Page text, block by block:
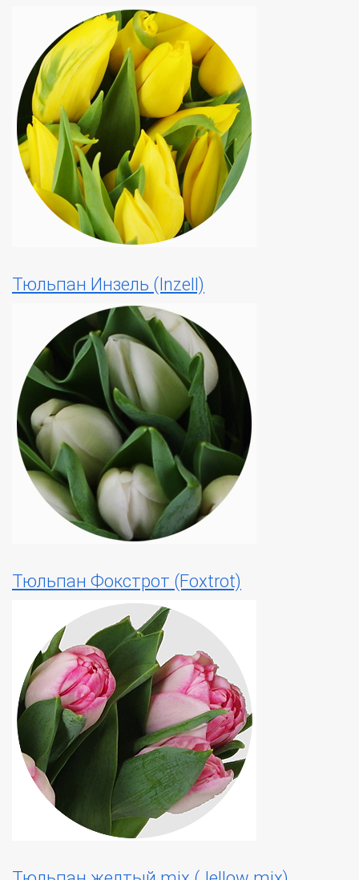
Тюльпан Инзель (Inzell)
Тюльпан Фокстрот (Foxtrot)